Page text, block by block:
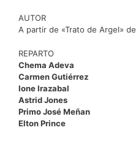
AUTOR
A partir de «Trato de Argel» de
REPARTO
Chema Adeva
Carmen Gutiérrez
Ione Irazabal
Astrid Jones
Primo José Meñan
Elton Prince